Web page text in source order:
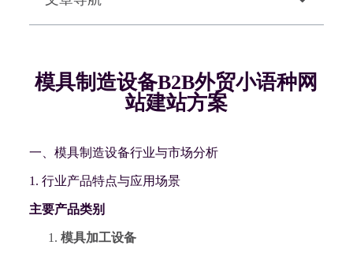
模具制造设备B2B外贸小语种网
站建站方案
一、模具制造设备行业与市场分析
1. 行业产品特点与应用场景
主要产品类别
模具加工设备